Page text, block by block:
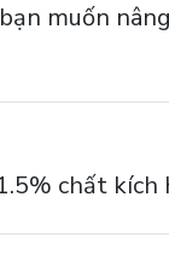
muốn
chất